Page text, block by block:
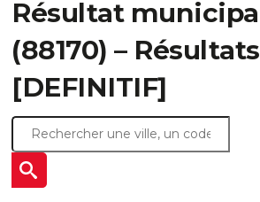
Résultat
(88170) –
[DEFINITIF]